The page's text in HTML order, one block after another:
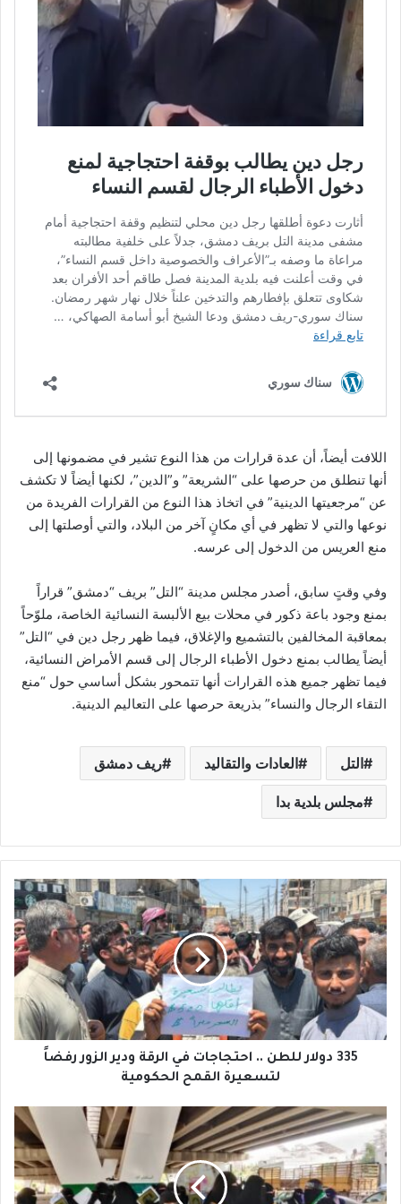
اللافت أيضاً، أن عدة قرارات من هذا النوع تشير في مضمونها إلى
أنها تنطلق من حرصها على “الشريعة” و”الدين”، لكنها أيضاً لا تكشف
عن “مرجعيتها الدينية” في اتخاذ هذا النوع من القرارات الفريدة من
نوعها والتي لا تظهر في أي مكانٍ آخر من البلاد، والتي أوصلتها إلى
منع العريس من الدخول إلى عرسه.
وفي وقتٍ سابق، أصدر مجلس مدينة “التل” بريف “دمشق” قراراً
بمنع وجود باعة ذكور في محلات بيع الألبسة النسائية الخاصة، ملوّحاً
بمعاقبة المخالفين بالتشميع والإغلاق، فيما ظهر رجل دين في “التل”
أيضاً يطالب بمنع دخول الأطباء الرجال إلى قسم الأمراض النسائية،
فيما تظهر جميع هذه القرارات أنها تتمحور بشكل أساسي حول “منع
التقاء الرجال والنساء” بذريعة حرصها على التعاليم الدينية.
التل العادات والتقاليد ريف دمشق
مجلس بلدية بدا
3
3
5
د
و
ل
ا
ر
ل
.
.
ا
ح
ت
335 دولار للطن .. احتجاجات في الرقة ودير الزور رفضاً
لتسعيرة القمح الحكومية
ف
ي
أ
و
ل